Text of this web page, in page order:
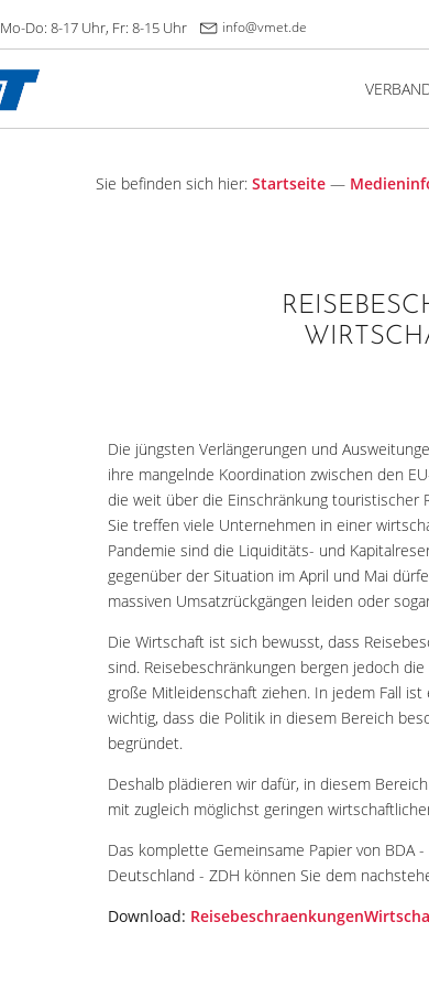
Mo-Do: 8-17 Uhr, Fr: 8-15 Uhr info@vmet.de
Sie befinden sich hier: Startseite—
Die jüngsten Verlängerungen und
ihre mangelnde Koordination zwischen den
die weit über die Einschränkung touristischer
Sie treffen viele Unternehmen in einer
Pandemie sind die Liquiditäts- und
gegenüber der Situation im April und Mai
massiven Umsatzrückgängen leiden oder
Die Wirtschaft ist sich bewusst, dass
sind. Reisebeschränkungen bergen jedoch
große Mitleidenschaft ziehen. In jedem Fall
wichtig, dass die Politik in diesem Bereich
begründet.
Deshalb plädieren wir dafür, in diesem
mit zugleich möglichst geringen
Das komplette Gemeinsame Papier von BDA
Deutschland - ZDH können Sie dem
Download: